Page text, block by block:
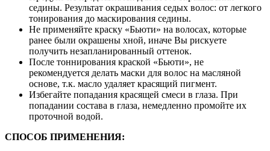
седины. Результат окрашивания седых волос: от легкого
тонирования до маскирования седины.
Не применяйте краску «Бьюти» на волосах, которые
ранее были окрашены хной, иначе Вы рискуете
получить незапланированный оттенок.
После тоннирования краской «Бьюти», не
рекомендуется делать маски для волос на масляной
основе, т.к. масло удаляет красящий пигмент.
Избегайте попадания красящей смеси в глаза. При
попадании состава в глаза, немедленно промойте их
проточной водой.
СПОСОБ ПРИМЕНЕНИЯ: